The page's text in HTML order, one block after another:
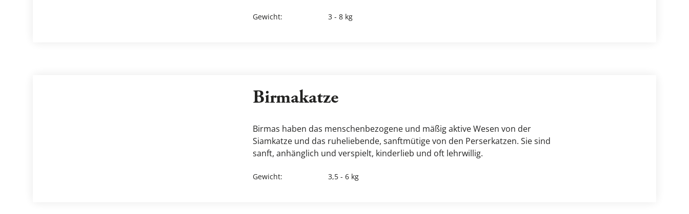
Gewicht: 3 - 8 kg
Birmakatze
Birmas haben das menschenbezogene und mäßig aktive Wesen von der
Siamkatze und das ruheliebende, sanftmütige von den Perserkatzen. Sie sind
sanft, anhänglich und verspielt, kinderlieb und oft lehrwillig.
Gewicht: 3,5 - 6 kg